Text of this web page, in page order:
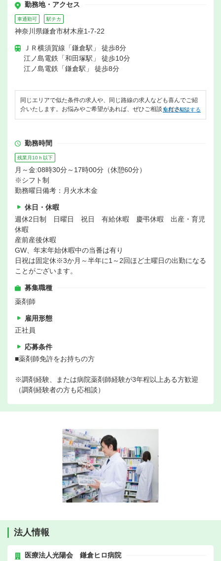
勤務地・アクセス
車通勤可 駅チカ
神奈川県鎌倉市材木座1-7-22
ＪＲ横須賀線「鎌倉駅」 徒歩8分
江ノ島電鉄「和田塚駅」 徒歩10分
江ノ島電鉄「鎌倉駅」 徒歩8分
同じエリアで似た条件の求人や、同じ路線の求人なども喜んでご紹
介いたします。お悩みやご希望があれば、ぜひご相談ください。
無料で相談する
勤務時間
残業月10ｈ以下
月～金:08時30分～17時00分（休憩60分）
※シフト制
勤務曜日備考：月火水木金
休日・休暇
週休2日制 日曜日 祝日 有給休暇 慶弔休暇 出産・育児
休暇
産前産後休暇
GW、年末年始休暇中の当番は有り
日祝は固定休※3か月～半年に1～2回ほど土曜日の出勤になる
ことがございます。
募集職種
薬剤師
雇用形態
正社員
応募条件
■薬剤師免許をお持ちの方
※調剤経験、または病院薬剤師経験が3年程以上ある方歓迎
（調剤経験者の方も応相談）
法人情報
医療法人光陽会 鎌倉ヒロ病院